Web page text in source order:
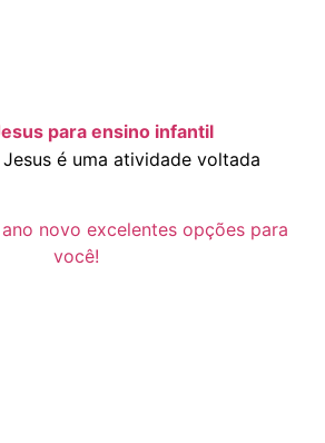
para ensino infantil
é uma atividade voltada